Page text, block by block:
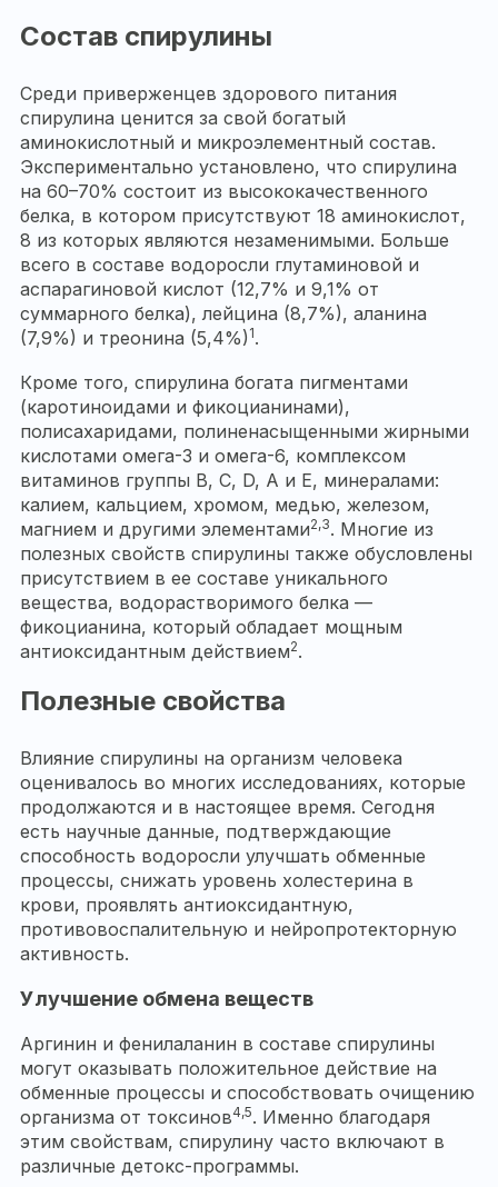
Состав спирулины
Среди приверженцев здорового питания
спирулина ценится за свой богатый
аминокислотный и микроэлементный состав.
Экспериментально установлено, что спирулина
на 60–70% состоит из высококачественного
белка, в котором присутствуют 18 аминокислот,
8 из которых являются незаменимыми. Больше
всего в составе водоросли глутаминовой и
аспарагиновой кислот (12,7% и 9,1% от
суммарного белка), лейцина (8,7%), аланина
(7,9%) и треонина (5,4%) 1.
Кроме того, спирулина богата пигментами
(каротиноидами и фикоцианинами),
полисахаридами, полиненасыщенными жирными
кислотами омега-3 и омега-6, комплексом
витаминов группы В, C, D, A и Е, минералами:
калием, кальцием, хромом, медью, железом,
магнием и другими элементами2,3. Многие из
полезных свойств спирулины также обусловлены
присутствием в ее составе уникального
вещества, водорастворимого белка —
фикоцианина, который обладает мощным
антиоксидантным действием2.
Полезные свойства
Влияние спирулины на организм человека
оценивалось во многих исследованиях, которые
продолжаются и в настоящее время. Сегодня
есть научные данные, подтверждающие
способность водоросли улучшать обменные
процессы, снижать уровень холестерина в
крови, проявлять антиоксидантную,
противовоспалительную и нейропротекторную
активность.
Улучшение обмена веществ
Аргинин и фенилаланин в составе спирулины
могут оказывать положительное действие на
обменные процессы и способствовать очищению
организма от токсинов4,5. Именно благодаря
этим свойствам, спирулину часто включают в
различные детокс-программы.